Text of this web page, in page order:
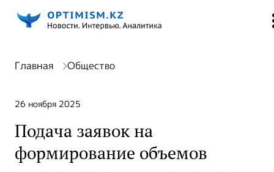
Главная Общество
26 ноября 2025
Подача заявок на
формирование объемов